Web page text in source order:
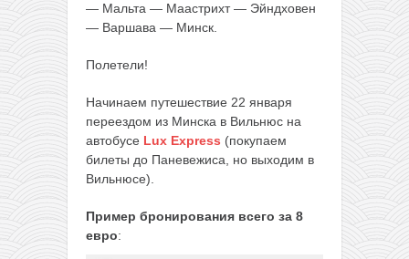
— Мальта — Маастрихт — Эйндховен
— Варшава — Минск.
Полетели!
Начинаем путешествие 22 января
переездом из Минска в Вильнюс на
автобусе Lux Express (покупаем
билеты до Паневежиса, но выходим в
Вильнюсе).
Пример бронирования всего за 8
евро: